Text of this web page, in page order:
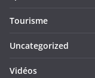
Tourisme
Uncategorized
Vidéos